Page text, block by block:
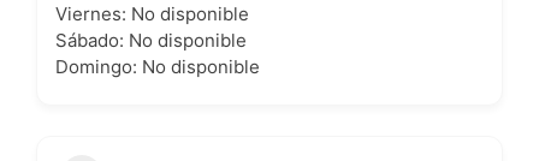
Viernes: No disponible
Sábado: No disponible
Domingo: No disponible